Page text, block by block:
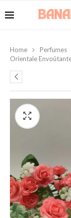
Home Perfumes
Orientale